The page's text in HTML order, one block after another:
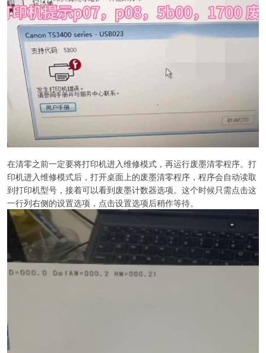
在清零之前一定要将打印机进入维修模式，再运行废墨清零程序。打
印机进入维修模式后，打开桌面上的废墨清零程序，程序会自动读取
到打印机型号，接着可以看到废墨计数器选项。这个时候只需点击这
一行列右侧的设置选项，点击设置选项后稍作等待。